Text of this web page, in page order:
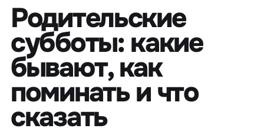
Родительские
субботы: какие
бывают, как
поминать и что
сказать